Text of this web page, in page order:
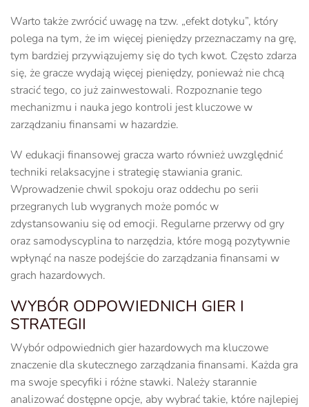
Warto także zwrócić uwagę na tzw. „efekt dotyku”, który
polega na tym, że im więcej pieniędzy przeznaczamy na grę,
tym bardziej przywiązujemy się do tych kwot. Często zdarza
się, że gracze wydają więcej pieniędzy, ponieważ nie chcą
stracić tego, co już zainwestowali. Rozpoznanie tego
mechanizmu i nauka jego kontroli jest kluczowe w
zarządzaniu finansami w hazardzie.
W edukacji finansowej gracza warto również uwzględnić
techniki relaksacyjne i strategię stawiania granic.
Wprowadzenie chwil spokoju oraz oddechu po serii
przegranych lub wygranych może pomóc w
zdystansowaniu się od emocji. Regularne przerwy od gry
oraz samodyscyplina to narzędzia, które mogą pozytywnie
wpłynąć na nasze podejście do zarządzania finansami w
grach hazardowych.
WYBÓR ODPOWIEDNICH GIER I
STRATEGII
Wybór odpowiednich gier hazardowych ma kluczowe
znaczenie dla skutecznego zarządzania finansami. Każda gra
ma swoje specyfiki i różne stawki. Należy starannie
analizować dostępne opcje, aby wybrać takie, które najlepiej